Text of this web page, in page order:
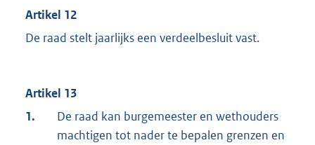
Artikel 12
De raad stelt jaarlijks een verdeelbesluit vast.
Artikel 13
1.
De raad kan burgemeester en wethouders
machtigen tot nader te bepalen grenzen en